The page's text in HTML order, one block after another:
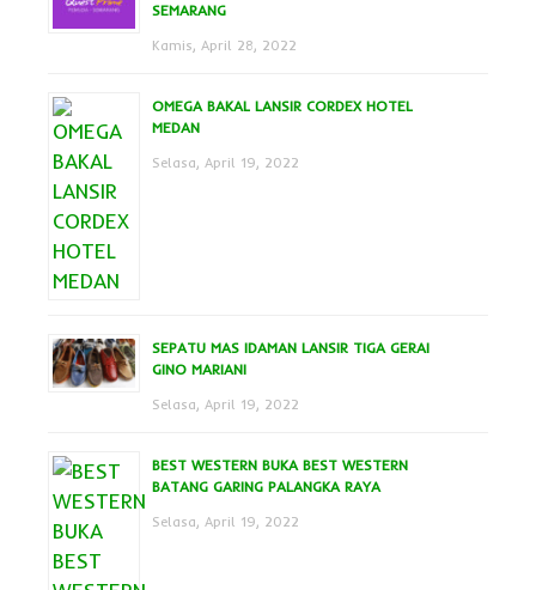
SEMARANG
Kamis, April 28, 2022
OMEGA BAKAL LANSIR CORDEX HOTEL
MEDAN
Selasa, April 19, 2022
SEPATU MAS IDAMAN LANSIR TIGA GERAI
GINO MARIANI
Selasa, April 19, 2022
BEST WESTERN BUKA BEST WESTERN
BATANG GARING PALANGKA RAYA
Selasa, April 19, 2022